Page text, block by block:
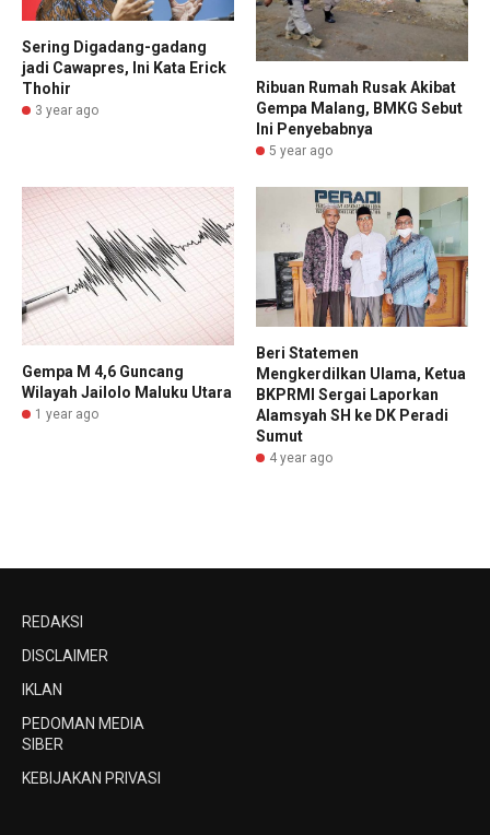
Sering Digadang-gadang
jadi Cawapres, Ini Kata Erick
Thohir
3 year ago
Ribuan Rumah Rusak Akibat
Gempa Malang, BMKG Sebut
Ini Penyebabnya
5 year ago
Gempa M 4,6 Guncang
Wilayah Jailolo Maluku Utara
1 year ago
Beri Statemen
Mengkerdilkan Ulama, Ketua
BKPRMI Sergai Laporkan
Alamsyah SH ke DK Peradi
Sumut
4 year ago
REDAKSI
DISCLAIMER
IKLAN
PEDOMAN MEDIA
SIBER
KEBIJAKAN PRIVASI